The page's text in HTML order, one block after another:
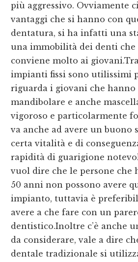
più aggressivo. Ovviamente
vantaggi che si hanno con
dentatura, si ha infatti una
una immobilità dei denti che
conviene molto ai
impianti fissi sono utilissimi
riguarda i giovani che hanno
mandibolare e anche
vigoroso e particolarmente
va anche ad avere un buono
certa vitalità e di
rapidità di guarigione
vuol dire che le persone che
50 anni non possono avere
impianto, tuttavia è
avere a che fare con un
dentistico.Inoltre c’è anche
da considerare, vale a dire
dentale tradizionale si